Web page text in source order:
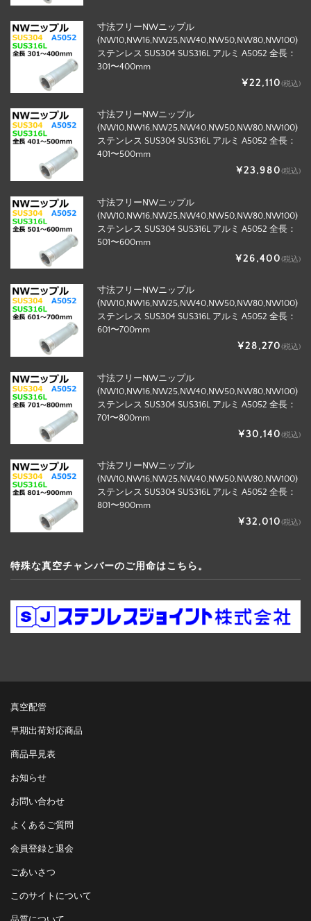
寸法フリーNWニップル
(NW10,NW16,NW25,NW40,NW50,NW80,NW100)
ステンレス SUS304 SUS316L アルミ A5052 全長：
301〜400mm
¥22,110(税込)
寸法フリーNWニップル
(NW10,NW16,NW25,NW40,NW50,NW80,NW100)
ステンレス SUS304 SUS316L アルミ A5052 全長：
401〜500mm
¥23,980(税込)
寸法フリーNWニップル
(NW10,NW16,NW25,NW40,NW50,NW80,NW100)
ステンレス SUS304 SUS316L アルミ A5052 全長：
501〜600mm
¥26,400(税込)
寸法フリーNWニップル
(NW10,NW16,NW25,NW40,NW50,NW80,NW100)
ステンレス SUS304 SUS316L アルミ A5052 全長：
601〜700mm
¥28,270(税込)
寸法フリーNWニップル
(NW10,NW16,NW25,NW40,NW50,NW80,NW100)
ステンレス SUS304 SUS316L アルミ A5052 全長：
701〜800mm
¥30,140(税込)
寸法フリーNWニップル
(NW10,NW16,NW25,NW40,NW50,NW80,NW100)
ステンレス SUS304 SUS316L アルミ A5052 全長：
801〜900mm
¥32,010(税込)
特殊な真空チャンバーのご用命はこちら。
真空配管
早期出荷対応商品
商品早見表
お知らせ
お問い合わせ
よくあるご質問
会員登録と退会
ごあいさつ
このサイトについて